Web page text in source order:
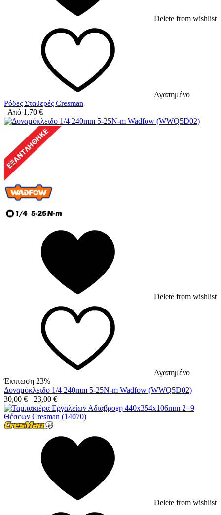
Delete from wishlist
Αγαπημένο
Ρόδες Σταθερές Cresman
Από 1,70 €
Delete from wishlist
Αγαπημένο
Έκπτωση 23%
Δυναμόκλειδο 1/4 240mm 5-25N-m Wadfow (WWQ5D02)
30,00 € 23,00 €
Delete from wishlist